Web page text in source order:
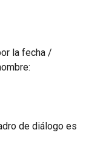
la fecha /
de diálogo es